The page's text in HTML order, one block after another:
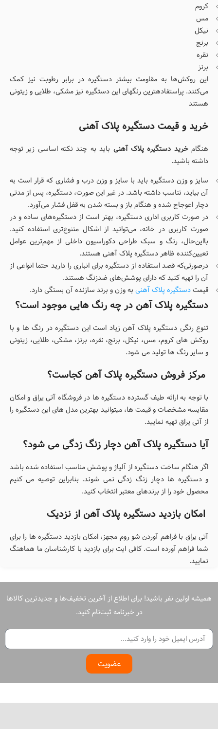
کروم
مس
نیکل
برنج
نقره
برنز
این روکش‌ها به مقاومت بیشتر دستگیره در برابر رطوبت نیز کمک
می‌کنند. پراستفاده­ترین رنگ­های این دستگیره نیز مشکی، طلایی و زیتونی
هستند
خرید و قیمت دستگیره پلاک آهنی
هنگامخرید دستگیره پلاک آهنی باید به چند نکته اساسی زیر توجه
داشته باشید.
سایز و وزن دستگیره باید با سایز و وزن درب و فشاری که قرار است به
آن بیاید، تناسب داشته باشد. در غیر این صورت، دستگیره، پس از مدتی
دچار اعوجاج شده و هنگام باز و بسته شدن به قفل فشار می‌آورد.
در صورت کاربری اداری دستگیره، بهتر است از دستگیره‌های ساده و در
صورت کاربری در خانه، می‌توانید از اشکال متنوع‌تری استفاده کنید.
بااین‌حال، رنگ و سبک طراحی دکوراسیون داخلی از مهم‌ترین عوامل
تعیین‌کننده ظاهر دستگیره پلاک آهنی هستند.
درصورتی‌که قصد استفاده از دستگیره برای انباری را دارید حتما انواعی از
آن را تهیه کنید که دارای پوشش‌های ضدزنگ هستند.
قیمتدستگیره پلاک آهنی به وزن و برند سازنده آن بستگی دارد.
دستگیره پلاک آهن در چه رنگ هایی موجود است؟
تنوع رنگی دستگیره پلاک آهن زیاد است این دستگیره در رنگ ها و با
روکش های کروم، مس، نیکل، برنج، نقره، برنز، مشکی، طلایی، زیتونی
و سایر رنگ ها تولید می شود.
مرکز فروش دستگیره پلاک آهن کجاست؟
با توجه به ارائه طیف گسترده دستگیره ها در فروشگاه آتی یراق و امکان
مقایسه مشخصات و قیمت ها، میتوانید بهترین مدل های این دستگیره را
از آتی یراق تهیه نمایید.
آیا دستگیره پلاک آهن دچار زنگ زدگی می شود؟
اگر هنگام ساخت دستگیره از آلیاژ و پوشش مناسب استفاده شده باشد
و دستگیره ها دچار زنگ زدگی نمی شوند. بنابراین توصیه می کنیم
محصول خود را از برندهای معتبر انتخاب کنید.
امکان بازدید دستگیره پلاک آهن از نزدیک
آتی یراق با فراهم آوردن شو روم مجهز، امکان بازدید دستگیره ها را برای
شما فراهم آورده است. کافی ایت برای بازدید با کارشناسان ما هماهنگ
نمایید.
همیشه اولین نفر باشید! برای اطلاع از آخرین تخفیف‌ها و جدیدترین کالاها
در خبرنامه ثبت‌نام کنید.
عضویت